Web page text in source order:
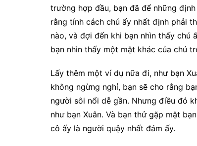
trường hợp đầu, bạn đã để những
rằng tính cách chú ấy nhất định phải
nào, và đợi đến khi bạn nhìn thấy chú
bạn nhìn thấy một mặt khác của chú
Lấy thêm một ví dụ nữa đi, như bạn
không ngừng nghỉ, bạn sẽ cho rằng
người sôi nổi dễ gần. Nhưng điều đó
như bạn Xuân. Và bạn thử gặp mặt
cô ấy là người quậy nhất đám ấy.